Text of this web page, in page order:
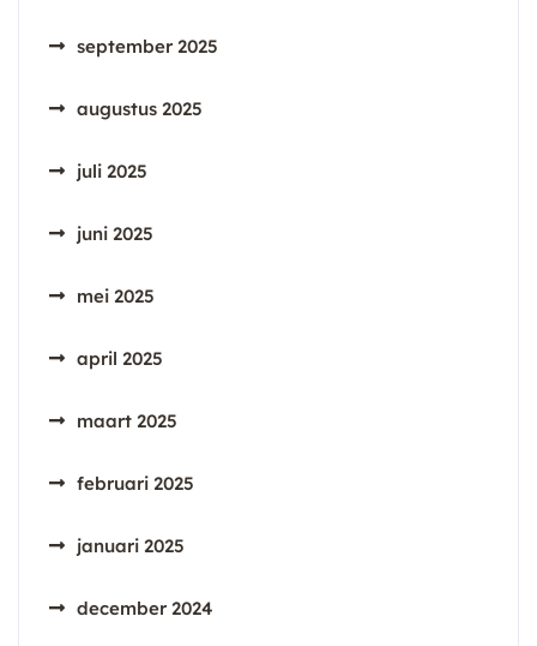
september 2025
augustus 2025
juli 2025
juni 2025
mei 2025
april 2025
maart 2025
februari 2025
januari 2025
december 2024